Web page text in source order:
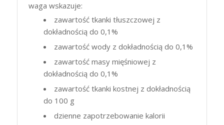
waga wskazuje:
zawartość tkanki tłuszczowej z
dokładnością do 0,1%
zawartość wody z dokładnością do 0,1%
zawartość masy mięśniowej z
dokładnością do 0,1%
zawartość tkanki kostnej z dokładnością
do 100 g
dzienne zapotrzebowanie kalorii